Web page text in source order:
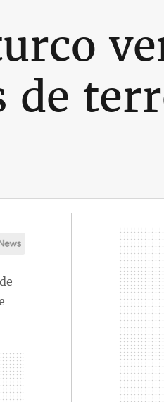
de